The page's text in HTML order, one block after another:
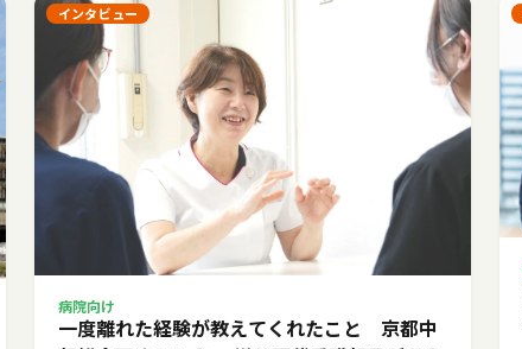
インタビュー
病院向け
一度離れた経験が教えてくれたこと 京都中